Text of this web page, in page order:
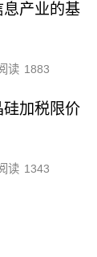
产业的基
读 1883
加税限价
读 1343